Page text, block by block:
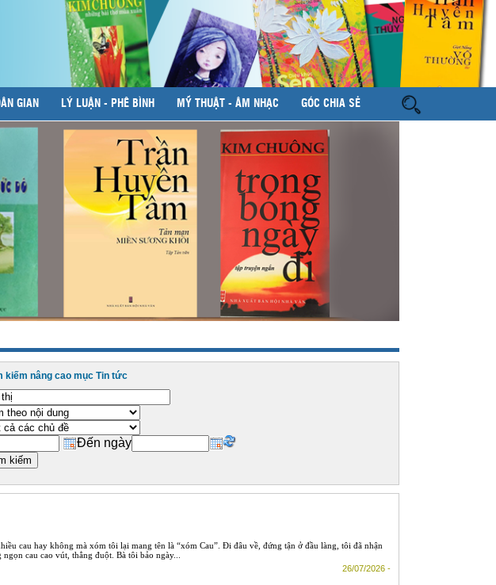
GIAN LÝ LUẬN - PHÊ BÌNH MỸ THUẬT - ÂM NHẠC GÓC CHIA SẺ
kiếm nâng cao mục Tin tức
Đến ngày
cau hay không mà xóm tôi lại mang tên là “xóm Cau”. Đi đâu về, đứng tận ở đầu làng, tôi đã nhận
cau cao vút, thẳng đuột. Bà tôi bảo ngày...
26/07/2026 -